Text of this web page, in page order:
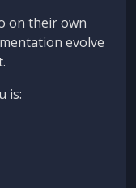
on their own
evolve
is: